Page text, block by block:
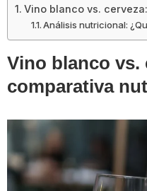
Vino blanco vs.
Análisis nutricional:
Vino blanco vs.
comparativa